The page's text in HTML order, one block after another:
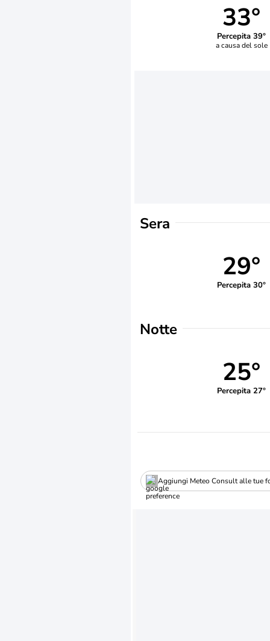
33°
Percepita 39°
a causa del sole
Sera
29°
Percepita 30°
Notte
25°
Percepita 27°
Aggiungi Meteo Consult alle tue